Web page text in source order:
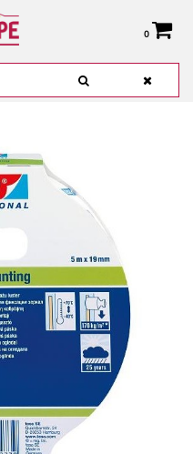
0
0,00 €
VER CESTA